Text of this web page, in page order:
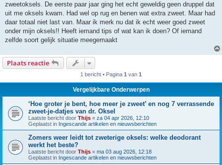
c
h
zweetoksels. De eerste paar jaar ging het echt geweldig geen druppel dat
uit me oksels kwam. Had wel op rug en benen wat extra zweet. Maar had
daar totaal niet last van. Maar ik merk nu dat ik echt weer goed zweet
onder mijn oksels!! Heeft iemand tips of wat kan ik doen? Of iemand
zelfde soort gelijk situatie meegemaakt
Plaats reactie
1 bericht • Pagina 1 van 1
Vergelijkbare Onderwerpen
‘Hoe groter je bent, hoe meer je zweet’ en nog 7 verrassende
zweet-je-datjes van dr. Oksel
Laatste bericht door Thijs « za 04 apr 2026, 12:10
Geplaatst in Ingescande artikelen en nieuwsberichten
Zomers weer leidt tot zweterige oksels: welke deodorant
werkt het beste?
Laatste bericht door Thijs « ma 03 aug 2026, 12:18
Geplaatst in Ingescande artikelen en nieuwsberichten